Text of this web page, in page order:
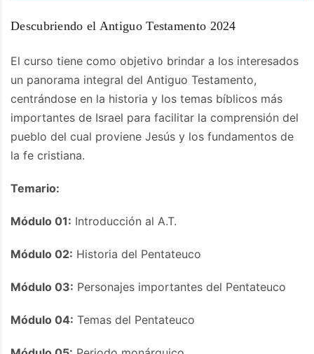
Descubriendo el Antiguo Testamento 2024
El curso tiene como objetivo brindar a los interesados
un panorama integral del Antiguo Testamento,
centrándose en la historia y los temas bíblicos más
importantes de Israel para facilitar la comprensión del
pueblo del cual proviene Jesús y los fundamentos de
la fe cristiana.
Temario:
Módulo 01: Introducción al A.T.
Módulo 02: Historia del Pentateuco
Módulo 03: Personajes importantes del Pentateuco
Módulo 04: Temas del Pentateuco